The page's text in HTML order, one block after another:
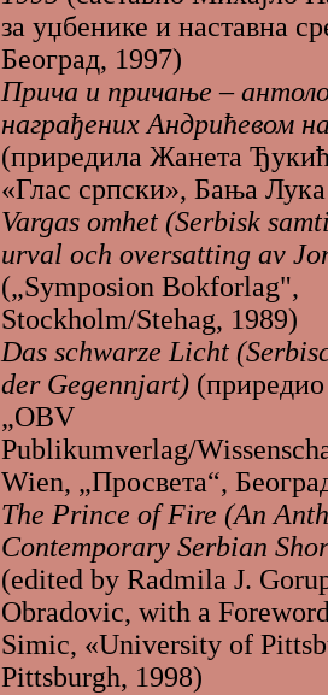
за уџбенике и наставна
Београд, 1997)
Прича и причање –
награђених Андрићевом
(приредила Жанета
«Глас српски», Бања
Vargas omhet (Serbisk
urval och oversatting av
(„Symposion Bokforlag",
Stockholm/Stehag, 1989)
Das schwarze Licht
der Gegennjart)
„OBV
Publikumverlag/
Wien, „Просвета“,
The Prince of Fire (An
Contemporary Serbian
(edited by Radmila J.
Obradovic, with a
Simic, «University of
Pittsburgh, 1998)